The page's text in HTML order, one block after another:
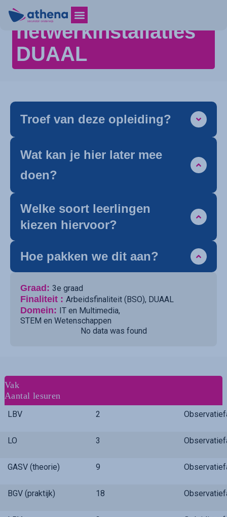
en
netwerkinstallaties
DUAAL
Troef van deze opleiding?
Wat kan je hier later mee
doen?
Welke soort leerlingen
kiezen hiervoor?
Hoe pakken we dit aan?
Graad: 3e graad
Finaliteit : Arbeidsfinaliteit (BSO), DUAAL
Domein: IT en Multimedia,
STEM en Wetenschappen
No data was found
Vak
Aantal lesuren
LBV 2
LO 3
GASV (theorie) 9
BGV (praktijk) 18